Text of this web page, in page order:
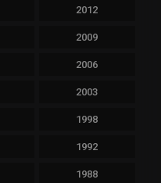
2012
2009
2006
2003
1998
1992
1988